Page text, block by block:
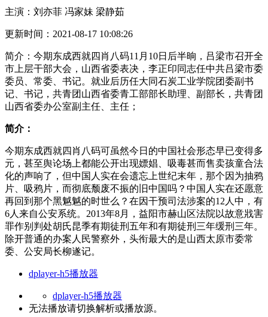
主演： 刘亦菲 冯家妹 梁静茹
更新时间： 2021-08-17 10:08:26
简介： 今期东成西就四肖八码11月10日后半晌，吕梁市召开全
市上层干部大会，山西省委表决，李正印同志任中共吕梁市委
委员、常委、书记。就业后历任大同石炭工业学院团委副书
记、书记，共青团山西省委青工部部长助理、副部长，共青团
山西省委办公室副主任、主任；
简介：
今期东成西就四肖八码可虽然今日的中国社会形态早已变得多
元，甚至舆论场上都能公开出现嫖娼、吸毒甚而售卖孩童合法
化的声响了，但中国人实在会遗忘上世纪末年，那个因为抽鸦
片、吸鸦片，而彻底颓废不振的旧中国吗？中国人实在还愿意
再回到那个黑魆魆的时世么？在因干预司法涉案的12人中，有
6人来自公安系统。2013年8月，益阳市赫山区法院以故意戕害
罪作别判处胡氏昆季有期徒刑五年和有期徒刑三年缓刑三年。
除开普通的办案人民警察外，头衔最大的是山西太原市委常
委、公安局长柳遂记。
dplayer-h5播放器
dplayer-h5播放器
无法播放请切换解析或播放源。